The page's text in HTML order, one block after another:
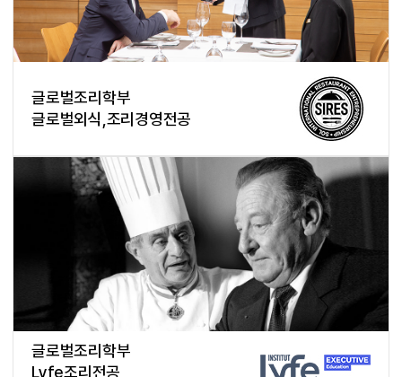
글로벌조리학부
글로벌외식,조리경영전공
글로벌조리학부
Lyfe조리전공